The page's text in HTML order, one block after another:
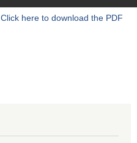
Click here to download the PDF